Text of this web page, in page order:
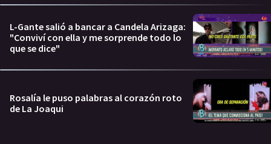
L-Gante salió a bancar a Candela Arizaga:
"Conviví con ella y me sorprende todo lo
que se dice"
Rosalía le puso palabras al corazón roto
de La Joaqui